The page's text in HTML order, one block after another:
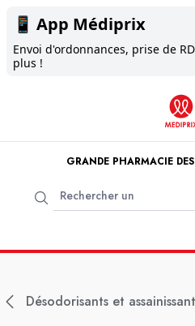
📱 App Médiprix
Envoi d'ordonnances, prise de
plus !
GRANDE PHARMACIE
Désodorisants et